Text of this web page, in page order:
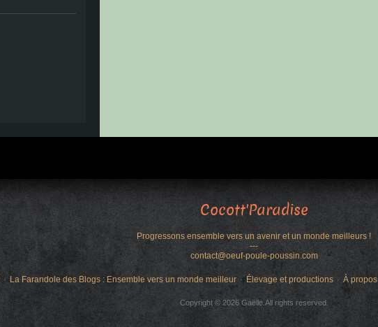
Cocott'Paradise
Progressons ensemble vers un avenir et un monde meilleurs !
---
contact@oeuf-poule-poussin.com
La Farandole des Blogs : Ensemble vers un monde meilleur Élevage et productions À propos
Copyright © 2026 Gaëlle.All rights reserved.